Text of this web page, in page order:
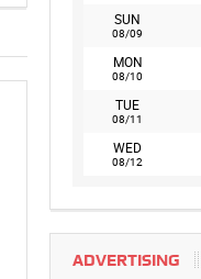
SUN
08/09
MON
08/10
TUE
08/11
WED
08/12
ADVERTISING